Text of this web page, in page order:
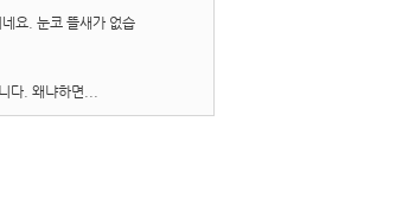
요. 눈코 뜰새가 없습
다. 왜냐하면...